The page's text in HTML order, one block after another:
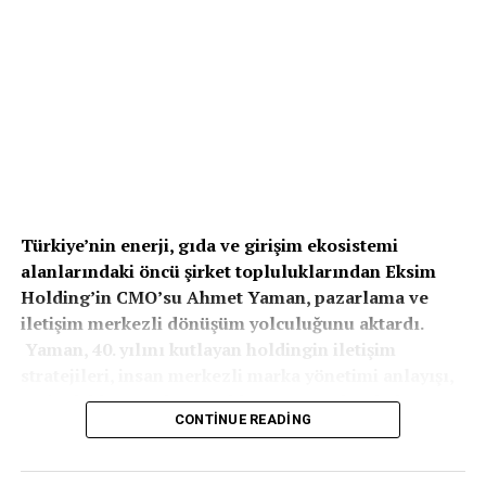
Kariyerine 1997 yılında Trakya Elektrik Dağıtım A.Ş.’de
başlayan Can, muhasebe, finans ve mali yönetim
alanlarında farklı görevler üstlendi. Son olarak Trakya
Elektrik Dağıtım A.Ş.’de (TREDAŞ) Mali ve İdari İşler
Direktörü olarak görev yapan Can, 16 Temmuz itibarıyla
Türkiye’nin enerji, gıda ve girişim ekosistemi
alanlarındaki öncü şirket topluluklarından Eksim
Holding’in CMO’su Ahmet Yaman,pazarlama ve
iletişim merkezli dönüşüm yolculuğunu aktardı.
Yaman, 40. yılını kutlayan holdingin iletişim
veri odaklı pazarlama yaklaşımı ve gelecek dönem
hedeflerini ele aldı.
Eksim Enerji, Dicle Elektrik, Sinangil Unları ve Aslı
CONTINUE READING